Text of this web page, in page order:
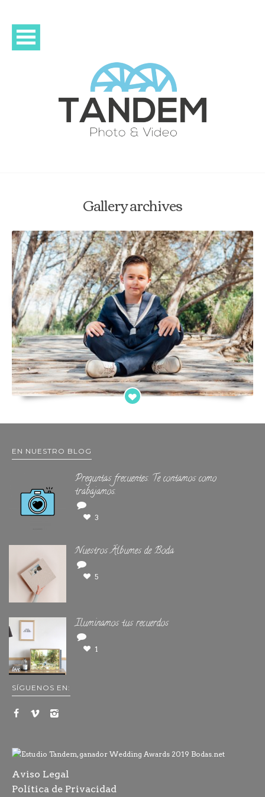
Gallery archives
EN NUESTRO BLOG
Preguntas frecuentes. Te contamos como
trabajamos.
3
Nuestros Álbumes de Boda
5
Iluminamos tus recuerdos
1
SÍGUENOS EN:
Aviso Legal
Política de Privacidad